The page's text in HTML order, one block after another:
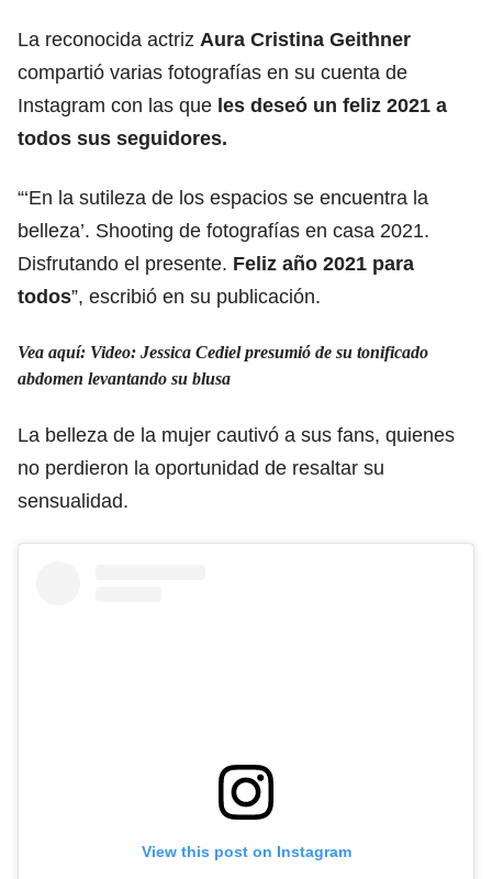
La reconocida actriz Aura Cristina Geithner
compartió varias fotografías en su cuenta de
Instagram con las que les deseó un feliz 2021 a
todos sus seguidores.
“‘En la sutileza de los espacios se encuentra la
belleza’. Shooting de fotografías en casa 2021.
Disfrutando el presente. Feliz año 2021 para
todos”, escribió en su publicación.
Vea aquí: Video: Jessica Cediel presumió de su tonificado
abdomen levantando su blusa
La belleza de la mujer cautivó a sus fans, quienes
no perdieron la oportunidad de resaltar su
sensualidad.
View this post on Instagram